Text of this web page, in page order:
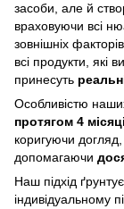
засоби, але й
враховуючи всі
зовнішніх
всі продукти, які
принесуть
Особливістю
протягом 4
коригуючи
допомагаючи
Наш підхід
індивідуальному